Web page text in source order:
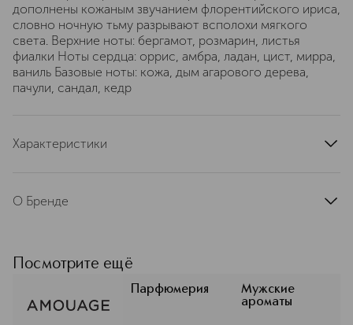
дополнены кожаным звучанием флорентийского ириса,
словно ночную тьму разрывают всполохи мягкого
света. Верхние ноты: бергамот, розмарин, листья
фиалки Ноты сердца: оррис, амбра, ладан, цист, мирра,
ваниль Базовые ноты: кожа, дым агарового дерева,
пачули, сандал, кедр
Характеристики
артикул
О Бренде
совершенной композиции —
ароматы Amouage объединяют
мастерство лучших французских
парфюмеров с древними
Посмотрите ещё
Парфюмерия
Мужские
ароматы